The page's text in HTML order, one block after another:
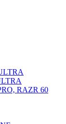
RAZR 60